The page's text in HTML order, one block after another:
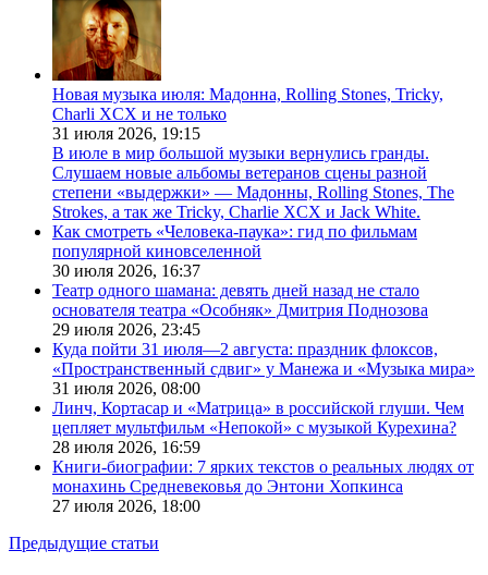
Новая музыка июля: Мадонна, Rolling Stones, Tricky,
Charli XCX и не только
31 июля 2026, 19:15
В июле в мир большой музыки вернулись гранды.
Слушаем новые альбомы ветеранов сцены разной
степени «выдержки» — Мадонны, Rolling Stones, The
Strokes, а так же Tricky, Charlie XCX и Jack White.
Как смотреть «Человека-паука»: гид по фильмам
популярной киновселенной
30 июля 2026, 16:37
Театр одного шамана: девять дней назад не стало
основателя театра «Особняк» Дмитрия Поднозова
29 июля 2026, 23:45
Куда пойти 31 июля—2 августа: праздник флоксов,
«Пространственный сдвиг» у Манежа и «Музыка мира»
31 июля 2026, 08:00
Линч, Кортасар и «Матрица» в российской глуши. Чем
цепляет мультфильм «Непокой» с музыкой Курехина?
28 июля 2026, 16:59
Книги-биографии: 7 ярких текстов о реальных людях от
монахинь Средневековья до Энтони Хопкинса
27 июля 2026, 18:00
Предыдущие статьи